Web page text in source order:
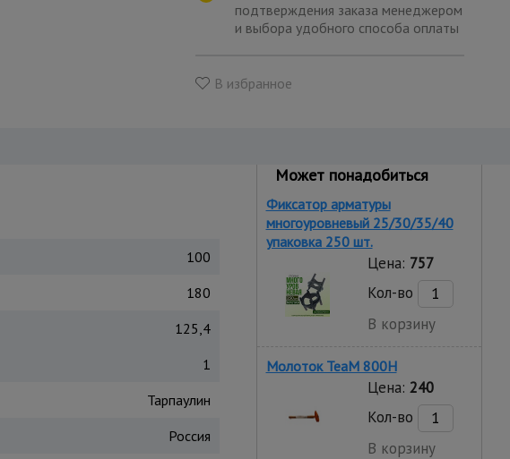
подтверждения заказа менеджером
и выбора удобного способа оплаты
В избранное
100
180
125,4
1
Тарпаулин
Россия
Может понадобиться
Фиксатор арматуры
многоуровневый 25/30/35/40
упаковка 250 шт.
Цена: 757
Кол-во
В корзину
Молоток TeaM 800H
Цена: 240
Кол-во
В корзину